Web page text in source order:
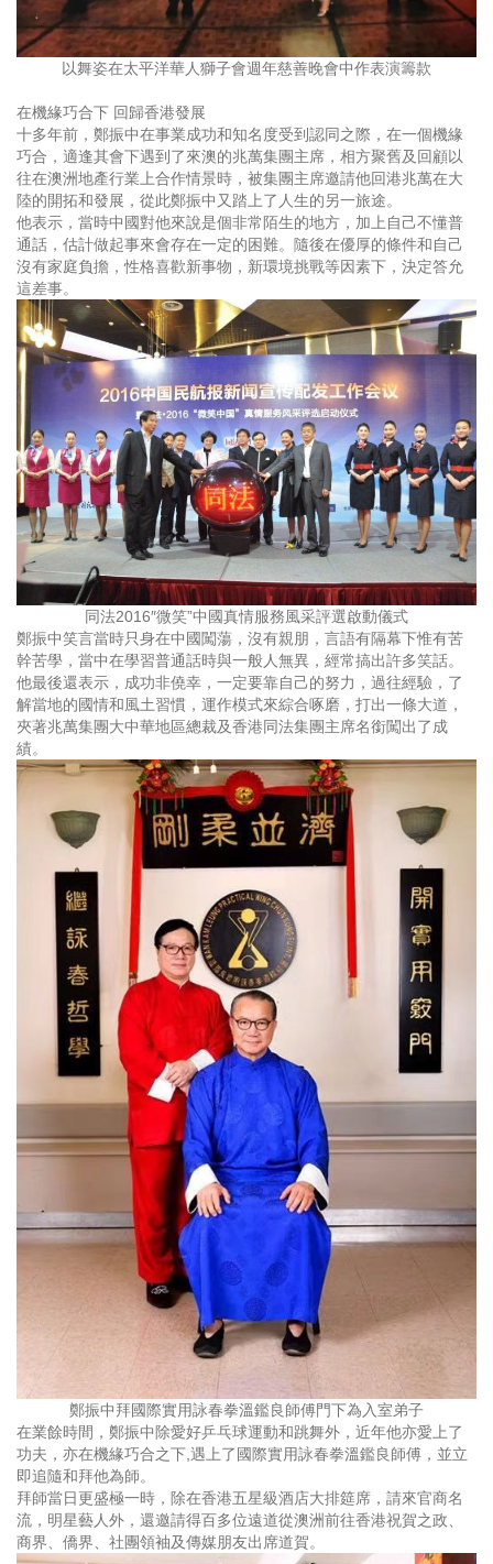
以舞姿在太平洋華人獅子會週年慈善晚會中作表演籌款
在機緣巧合下 回歸香港發展
十多年前，鄭振中在事業成功和知名度受到認同之際，在一個機緣
巧合，適逢其會下遇到了來澳的兆萬集團主席，相方聚舊及回顧以
往在澳洲地產行業上合作情景時，被集團主席邀請他回港兆萬在大
陸的開拓和發展，從此鄭振中又踏上了人生的另一旅途。
他表示，當時中國對他來說是個非常陌生的地方，加上自己不懂普
通話，估計做起事來會存在一定的困難。隨後在優厚的條件和自己
沒有家庭負擔，性格喜歡新事物，新環境挑戰等因素下，決定答允
這差事。
同法2016″微笑”中國真情服務風采評選啟動儀式
鄭振中笑言當時只身在中國闖蕩，沒有親朋，言語有隔幕下惟有苦
幹苦學，當中在學習普通話時與一般人無異，經常搞出許多笑話。
他最後還表示，成功非僥幸，一定要靠自己的努力，過往經驗，了
解當地的國情和風土習慣，運作模式來綜合啄磨，打出一條大道，
夾著兆萬集團大中華地區總裁及香港同法集團主席名銜闖出了成
績。
鄭振中拜國際實用詠春拳溫鑑良師傅門下為入室弟子
在業餘時間，鄭振中除愛好乒乓球運動和跳舞外，近年他亦愛上了
功夫，亦在機緣巧合之下,遇上了國際實用詠春拳溫鑑良師傅，並立
即追隨和拜他為師。
拜師當日更盛極一時，除在香港五星級酒店大排筵席，請來官商名
流，明星藝人外，還邀請得百多位遠道從澳洲前往香港祝賀之政、
商界、僑界、社團領袖及傳媒朋友出席道賀。